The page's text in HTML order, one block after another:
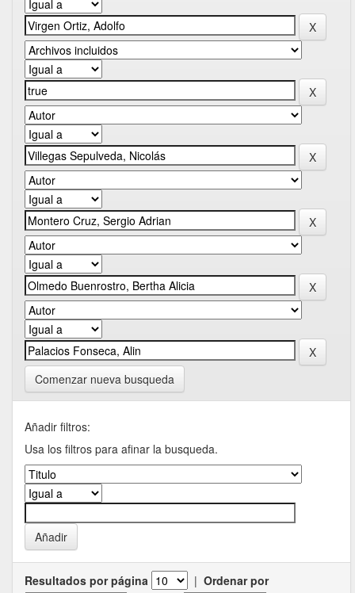
Comenzar nueva busqueda
Añadir filtros:
Usa los filtros para afinar la busqueda.
Resultados por página | Ordenar por